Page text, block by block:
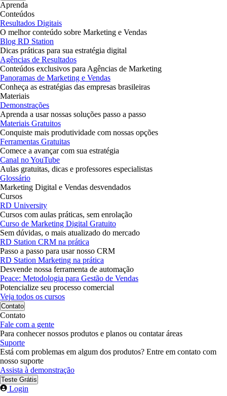
Aprenda
Conteúdos
Resultados Digitais
O melhor conteúdo sobre Marketing e Vendas
Blog RD Station
Dicas práticas para sua estratégia digital
Agências de Resultados
Conteúdos exclusivos para Agências de Marketing
Panoramas de Marketing e Vendas
Conheça as estratégias das empresas brasileiras
Materiais
Demonstrações
Aprenda a usar nossas soluções passo a passo
Materiais Gratuitos
Conquiste mais produtividade com nossas opções
Ferramentas Gratuitas
Comece a avançar com sua estratégia
Canal no YouTube
Aulas gratuitas, dicas e professores especialistas
Glossário
Marketing Digital e Vendas desvendados
Cursos
RD University
Cursos com aulas práticas, sem enrolação
Curso de Marketing Digital Gratuito
Sem dúvidas, o mais atualizado do mercado
RD Station CRM na prática
Passo a passo para usar nosso CRM
RD Station Marketing na prática
Desvende nossa ferramenta de automação
Peace: Metodologia para Gestão de Vendas
Potencialize seu processo comercial
Veja todos os cursos
Contato
Contato
Fale com a gente
Para conhecer nossos produtos e planos ou contatar áreas
Suporte
Está com problemas em algum dos produtos? Entre em contato com
nosso suporte
Assista à demonstração
Teste Grátis
Login